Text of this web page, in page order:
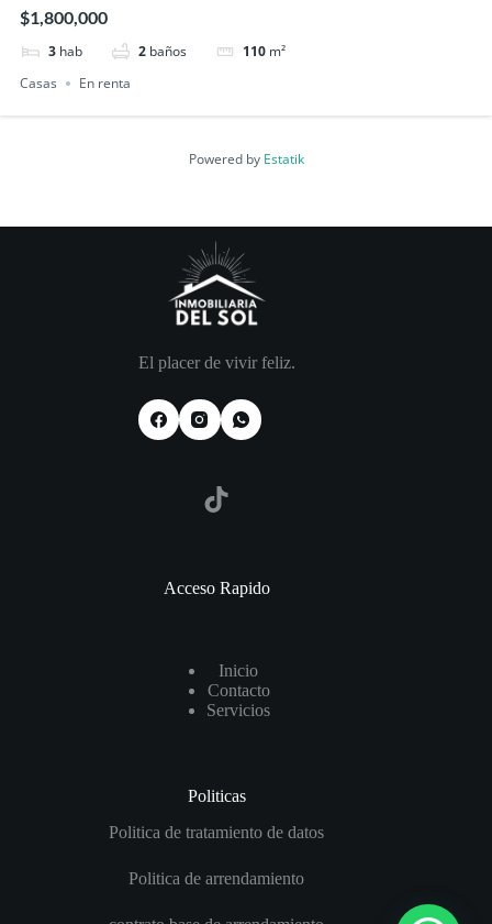
$1,800,000
3 hab 2 baños 110 m²
Casas
En renta
Powered by Estatik
El placer de vivir feliz.
TikTok
Acceso Rapido
Inicio
Contacto
Servicios
Politicas
Politica de tratamiento de datos
Politica de arrendamiento